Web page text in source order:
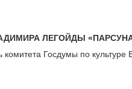
ЛЕГОЙДЫ
Госдумы по культуре